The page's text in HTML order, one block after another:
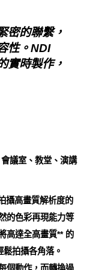
密的聯繫，
性。NDI
實時製作，
議室、教堂、演講
攝高畫質解析度的
的色彩再現能力等
高達全高畫質** 的
拍攝各角落。
個動作，而轉換過